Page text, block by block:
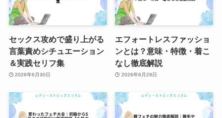
セックス攻めで盛り上がる
言葉責めシチュエーション
＆実践セリフ集
2026年6月30日
エフォートレスファッショ
ンとは？意味・特徴・着こ
なし徹底解説
2026年6月29日